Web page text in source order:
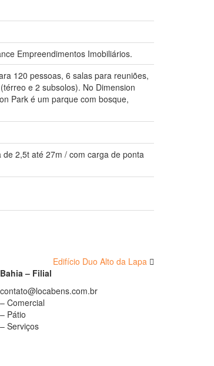
Empreendimentos Imobiliários.
120 pessoas, 6 salas para reuniões,
e 2 subsolos). No Dimension
Park é um parque com bosque,
2,5t até 27m / com carga de ponta
Edifício Duo Alto da Lapa
Bahia – Filial
contato@locabens.com.br
– Comercial
– Pátio
– Serviços